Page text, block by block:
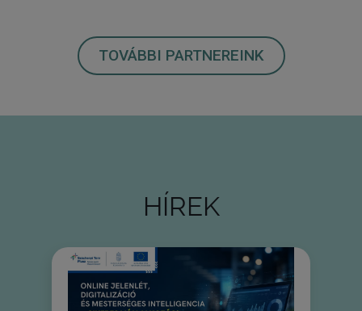
TOVÁBBI PARTNEREINK
HÍREK